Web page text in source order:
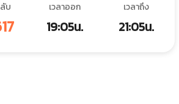
บ เวลาออก
19:05น.
เวลาถึง
21:05น.